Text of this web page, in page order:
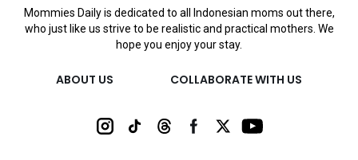
Mommies Daily is dedicated to all Indonesian moms out there,
who just like us strive to be realistic and practical mothers. We
hope you enjoy your stay.
ABOUT US COLLABORATE WITH US